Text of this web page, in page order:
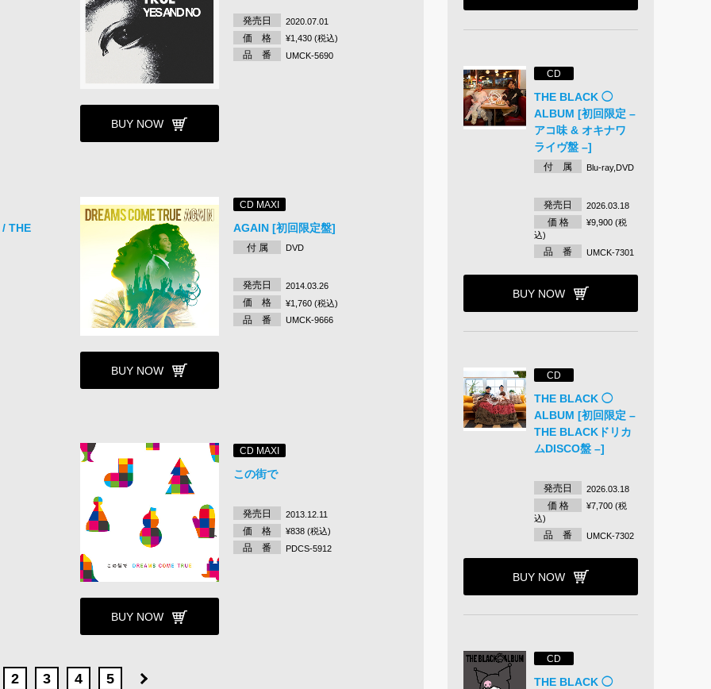
BUY NOW
発売日 2020.07.01
価 格 ¥1,430 (税込)
品 番 UMCK-5690
/ THE
BUY NOW
CD MAXI
AGAIN [初回限定盤]
付 属 DVD
発売日 2014.03.26
価 格 ¥1,760 (税込)
品 番 UMCK-9666
BUY NOW
CD MAXI
この街で
発売日 2013.12.11
価 格 ¥838 (税込)
品 番 PDCS-5912
2 3 4 5
CD
THE BLACK ◯
ALBUM [初回限定 –
アコ味 & オキナワ
ライヴ盤 –]
付 属 Blu-ray,DVD
発売日 2026.03.18
価 格
¥9,900 (税
込)
品 番 UMCK-7301
BUY NOW
CD
THE BLACK ◯
ALBUM [初回限定 –
THE BLACKドリカ
ムDISCO盤 –]
発売日 2026.03.18
価 格
¥7,700 (税
込)
品 番 UMCK-7302
BUY NOW
CD
THE BLACK ◯